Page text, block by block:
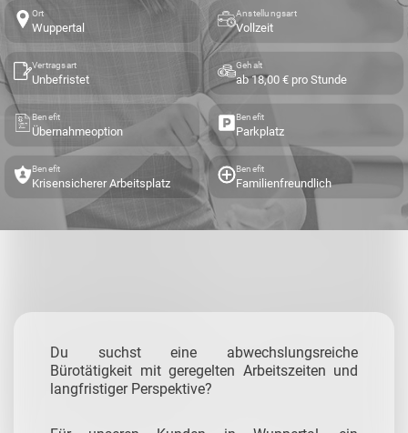
Ort
Wuppertal
Anstellungsart
Vollzeit
Vertragsart
Unbefristet
Gehalt
ab 18,00 € pro Stunde
Benefit
Übernahmeoption
Benefit
Parkplatz
Benefit
Krisensicherer Arbeitsplatz
Benefit
Familienfreundlich
Du suchst eine abwechslungsreiche
Bürotätigkeit mit geregelten Arbeitszeiten und
langfristiger Perspektive?